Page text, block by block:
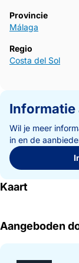
Provincie
Málaga
Regio
Costa del Sol
Informatie
Wil je meer
in en de
Kaart
Aangeboden